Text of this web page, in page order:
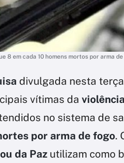
8 em cada 10 homens mortos por arma
divulgada nesta
vítimas da
no sistema de
por arma de fogo.
da Paz utilizam como